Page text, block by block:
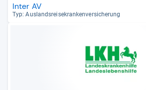
Inter AV
Typ: Aus­lands­rei­se­kran­ken­ver­si­che­rung